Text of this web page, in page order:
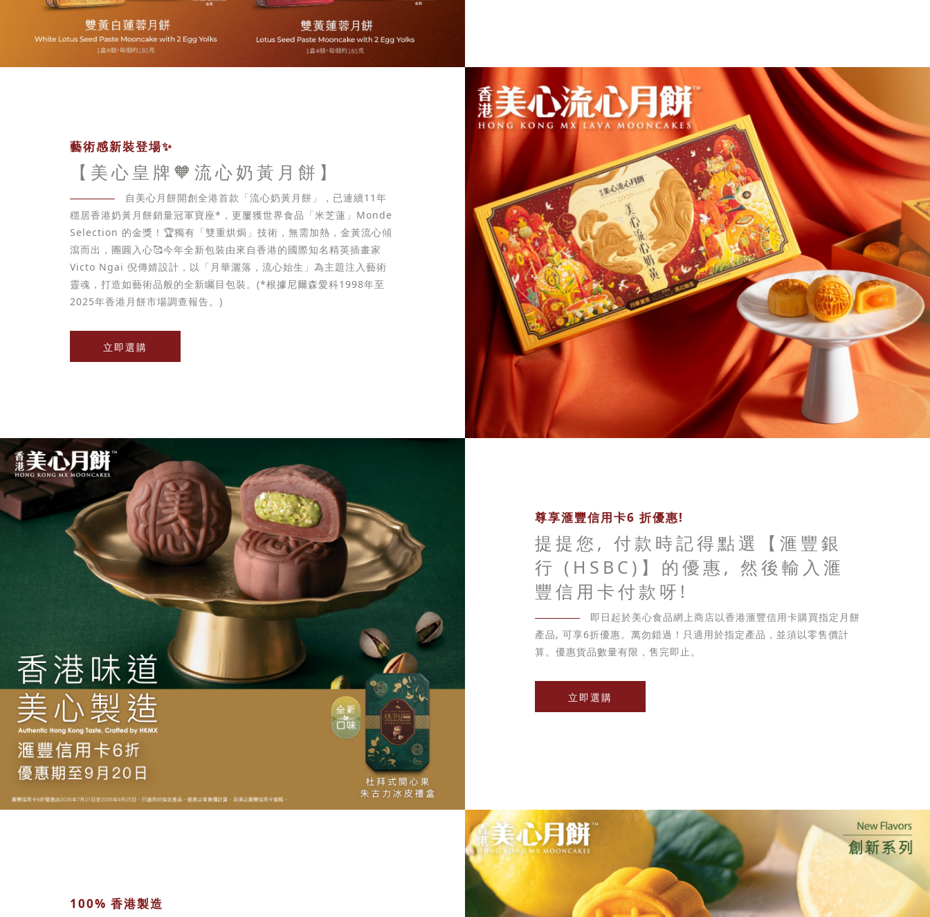
藝術感新裝登場✨
【美心皇牌🧡流心奶黃月餅】
自美心月餅開創全港首款「流心奶黃月餅」，已連續11年
穩居香港奶黃月餅銷量冠軍寶座*，更屢獲世界食品「米芝蓮」Monde
Selection 的金獎！🏆獨有「雙重烘焗」技術，無需加熱，金黃流心傾
瀉而出，團圓入心🥰今年全新包裝由來自香港的國際知名精英插畫家
Victo Ngai 倪傳婧設計，以「月華灑落，流心始生」為主題注入藝術
靈魂，打造如藝術品般的全新矚目包裝。(*根據尼爾森愛科1998年至
2025年香港月餅市場調查報告。)
立即選購
尊享滙豐信用卡6 折優惠!
提提您, 付款時記得點選【滙豐銀
行 (HSBC)】的優惠, 然後輸入滙
豐信用卡付款呀!
即日起於美心食品網上商店以香港滙豐信用卡購買指定月餅
產品, 可享6折優惠。萬勿錯過！只適用於指定產品，並須以零售價計
算。優惠貨品數量有限，售完即止。
立即選購
100% 香港製造